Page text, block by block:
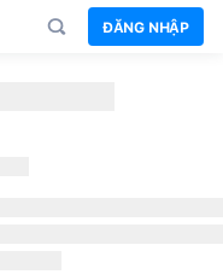
ĐĂNG NHẬP